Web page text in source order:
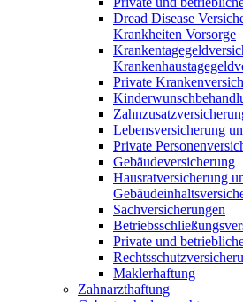
Dread Disease
Krankheiten Vorsorge
Private
Lebensversicherung
Private
Gebäudeversicherung
Hausratversicherung
Sachversicherungen
Private und
Maklerhaftung
Zahnarzthaftung